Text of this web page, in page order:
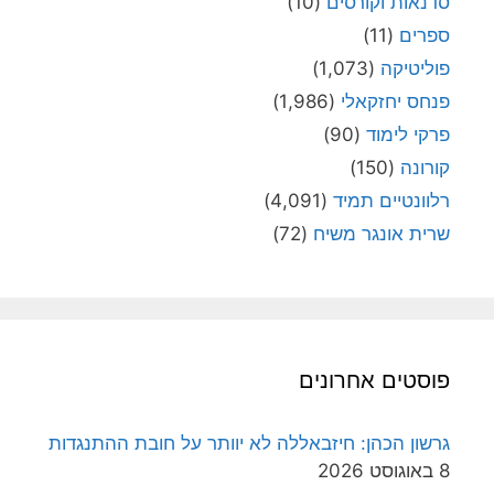
ספרים (11)
פוליטיקה (1,073)
פנחס יחזקאלי (1,986)
פרקי לימוד (90)
קורונה (150)
רלוונטיים תמיד (4,091)
שרית אונגר משיח (72)
פוסטים אחרונים
גרשון הכהן: חיזבאללה לא יוותר על חובת ההתנגדות
8 באוגוסט 2026